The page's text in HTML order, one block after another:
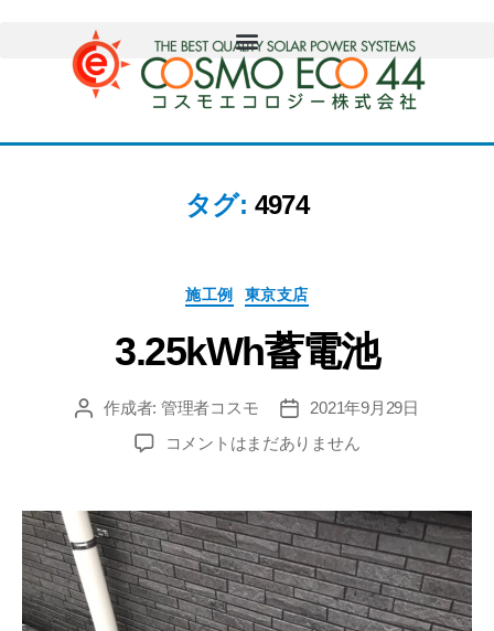
タグ: 4974
施工例 東京支店
3.25kWh蓄電池
作成者: 管理者コスモ
2021年9月29日
コメントはまだありません